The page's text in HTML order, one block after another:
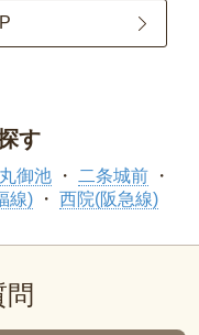
す
御池
二条城前
線) 西院(阪急線)